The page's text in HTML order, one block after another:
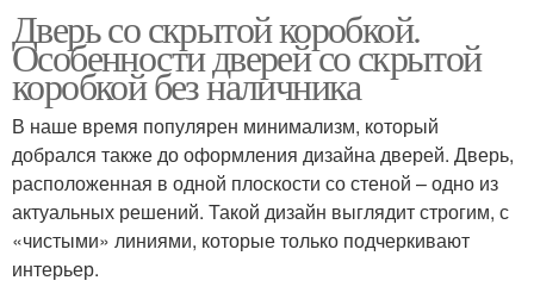
Дверь со скрытой коробкой.
Особенности дверей со скрытой
коробкой без наличника
В наше время популярен минимализм, который
добрался также до оформления дизайна дверей. Дверь,
расположенная в одной плоскости со стеной – одно из
актуальных решений. Такой дизайн выглядит строгим, с
«чистыми» линиями, которые только подчеркивают
интерьер.